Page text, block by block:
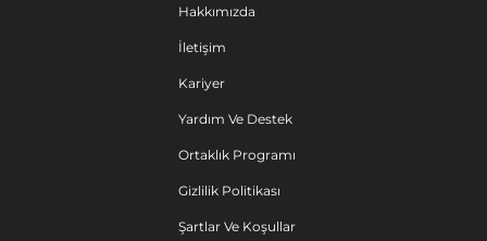
Hakkımızda
İletişim
Kariyer
Yardım Ve Destek
Ortaklık Programı
Gizlilik Politikası
Şartlar Ve Koşullar